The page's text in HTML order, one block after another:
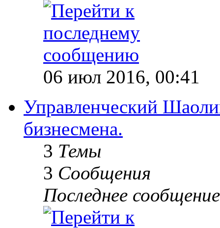
06 июл 2016, 00:41
Управленческий
бизнесмена.
3 Темы
3 Сообщения
Последнее сообщение